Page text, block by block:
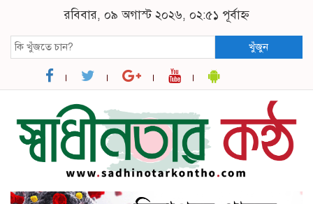
রবিবার, ০৯ অগাস্ট ২০২৬, ০২:৫১ পূর্বাহ্ন
খুঁজুন